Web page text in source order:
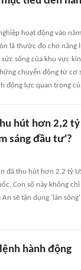
hoạt động vào
là thước đo cho
sống của khu vực
chuyển động từ cơ
động lực quan trọng
hút hơn 2,2 tỷ
sáng đầu tư'?
đã thu hút hơn 2,2 tỷ
Con số này không
sẽ tận dụng 'làn
hành động